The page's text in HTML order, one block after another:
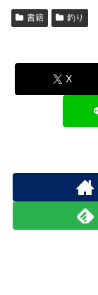
書籍 釣り
X